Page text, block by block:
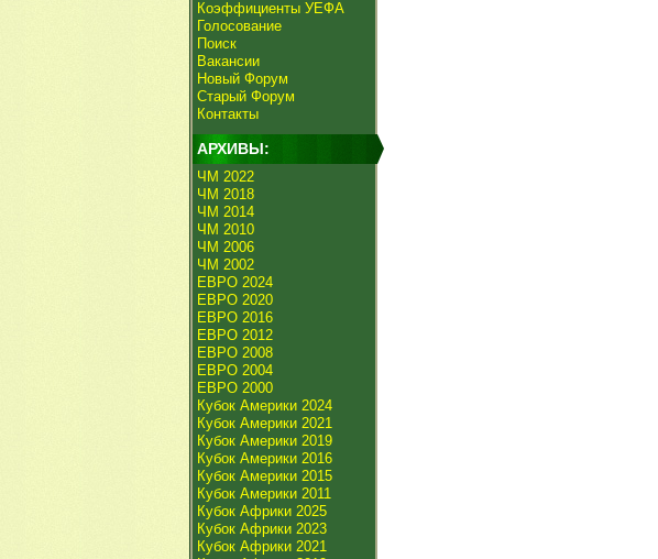
Коэффициенты УЕФА
Голосование
Поиск
Вакансии
Новый Форум
Старый Форум
Контакты
АРХИВЫ:
ЧМ 2022
ЧМ 2018
ЧМ 2014
ЧМ 2010
ЧМ 2006
ЧМ 2002
ЕВРО 2024
ЕВРО 2020
ЕВРО 2016
ЕВРО 2012
ЕВРО 2008
ЕВРО 2004
ЕВРО 2000
Кубок Америки 2024
Кубок Америки 2021
Кубок Америки 2019
Кубок Америки 2016
Кубок Америки 2015
Кубок Америки 2011
Кубок Африки 2025
Кубок Африки 2023
Кубок Африки 2021